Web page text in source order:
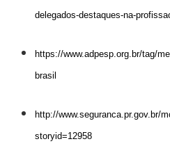
delegados-destaques-na-
https://www.adpesp.org.br/tag/
brasil
http://www.seguranca.pr.gov.br/
storyid=12958